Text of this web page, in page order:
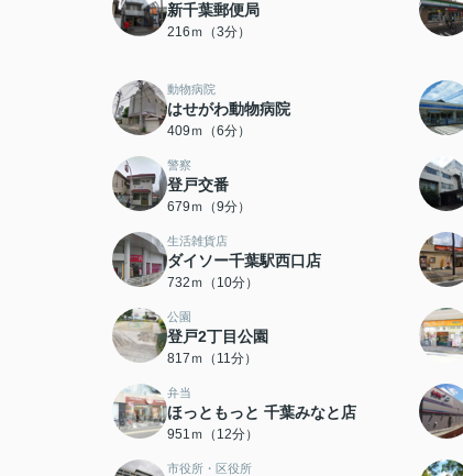
新千葉郵便局
216ｍ（3分）
動物病院
はせがわ動物病院
409ｍ（6分）
警察
登戸交番
679ｍ（9分）
生活雑貨店
ダイソー千葉駅西口店
732ｍ（10分）
公園
登戸2丁目公園
817ｍ（11分）
弁当
ほっともっと 千葉みなと店
951ｍ（12分）
市役所・区役所